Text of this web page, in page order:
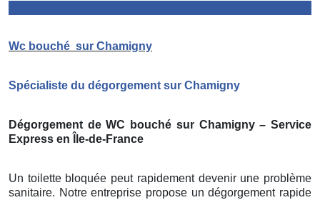
Wc bouché sur Chamigny
Spécialiste du dégorgement sur Chamigny
Dégorgement de WC bouché sur Chamigny – Service
Express en Île-de-France
Un toilette bloquée peut rapidement devenir une problème
sanitaire. Notre entreprise propose un dégorgement rapide